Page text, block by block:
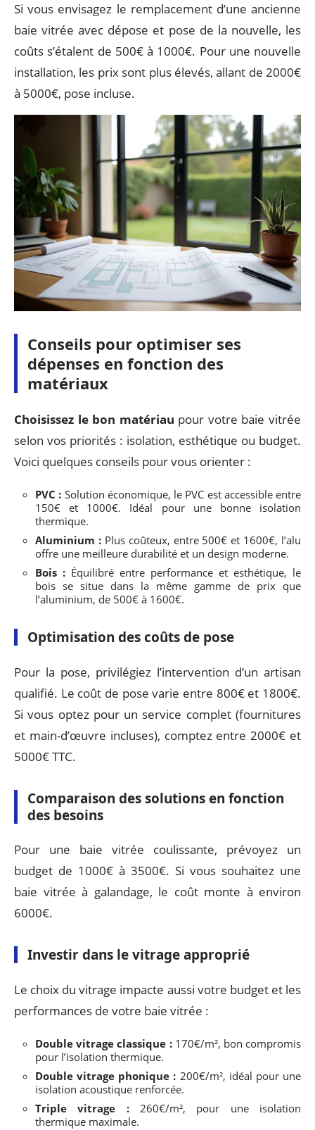
Si vous envisagez le remplacement d’une ancienne
baie vitrée avec dépose et pose de la nouvelle, les
coûts s’étalent de 500€ à 1000€. Pour une nouvelle
installation, les prix sont plus élevés, allant de 2000€
à 5000€, pose incluse.
Conseils pour optimiser ses
dépenses en fonction des
matériaux
Choisissez le bon matériau pour votre baie vitrée
selon vos priorités : isolation, esthétique ou budget.
Voici quelques conseils pour vous orienter :
PVC : Solution économique, le PVC est accessible entre
150€ et 1000€. Idéal pour une bonne isolation
thermique.
Aluminium :Plus coûteux, entre 500€ et 1600€, l’alu
offre une meilleure durabilité et un design moderne.
Bois : Équilibré entre performance et esthétique, le
bois se situe dans la même gamme de prix que
l’aluminium, de 500€ à 1600€.
Optimisation des coûts de pose
Pour la pose, privilégiez l’intervention d’un artisan
qualifié. Le coût de pose varie entre 800€ et 1800€.
Si vous optez pour un service complet (fournitures
et main-d’œuvre incluses), comptez entre 2000€ et
5000€ TTC.
Comparaison des solutions en fonction
des besoins
Pour une baie vitrée coulissante, prévoyez un
budget de 1000€ à 3500€. Si vous souhaitez une
baie vitrée à galandage, le coût monte à environ
6000€.
Investir dans le vitrage approprié
Le choix du vitrage impacte aussi votre budget et les
performances de votre baie vitrée :
Double vitrage classique :170€/m², bon compromis
pour l’isolation thermique.
Double vitrage phonique : 200€/m², idéal pour une
isolation acoustique renforcée.
Triple vitrage :260€/m², pour une isolation
thermique maximale.